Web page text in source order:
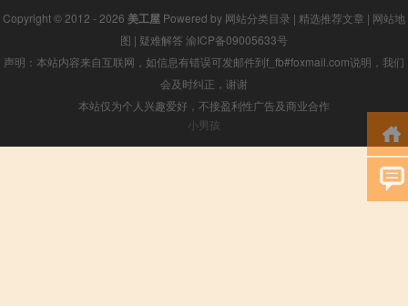
Copyright © 2012 - 2026 美工屋 Powered by 网站分类目录 | 精选推荐文章 | 网站地
图 | 疑难解答 渝ICP备09005633号
声明：本站内容来自互联网，如信息有错误可发邮件到f_fb#foxmail.com说明，我们
会及时纠正，谢谢
本站仅为个人兴趣爱好，不接盈利性广告及商业合作
小男孩